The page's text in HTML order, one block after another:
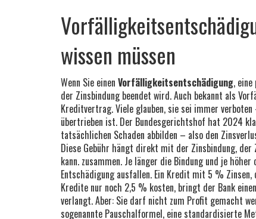
wissen müssen
Wenn Sie einen Vorfälligkeitsentschädigung, eine
der Zinsbindung beendet wird. Auch bekannt als
Kreditvertrag.Viele glauben, sie sei immer
übertrieben ist. Der Bundesgerichtshof hat 2024
tatsächlichen Schaden abbilden – also den
Diese Gebühr hängt direkt mit der Zinsbindung, der
kann. zusammen. Je länger die Bindung und je
Entschädigung ausfallen. Ein Kredit mit 5 %
Kredite nur noch 2,5 % kosten, bringt der Bank
verlangt. Aber: Sie darf nicht zum Profit gemacht
sogenannte Pauschalformel, eine standardisierte